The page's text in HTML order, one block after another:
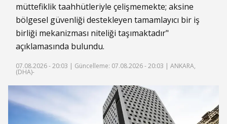
müttefiklik taahhütleriyle çelişmemekte; aksine
bölgesel güvenliği destekleyen tamamlayıcı bir iş
birliği mekanizması niteliği taşımaktadır"
açıklamasında bulundu.
07.08.2026 - 20:03 | Güncelleme: 07.08.2026 - 20:03 | ANKARA,
(DHA)-